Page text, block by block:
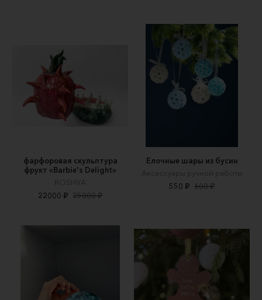
фарфоровая скульптура
фрукт «Barbie's Delight»
ROSHVA
22000 ₽ 25000 ₽
Елочные шары из бусин
Аксессуары ручной работы
550 ₽ 600 ₽